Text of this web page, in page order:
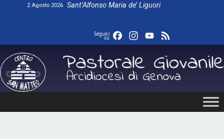
2 Agosto 2026 Sant’Alfonso Maria de’ Liguori
Seguici
su FacebookInstagram
YouTube